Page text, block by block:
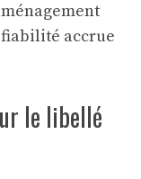
accrue
le libellé